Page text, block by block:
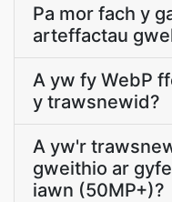
Pa mor fach y
arteffactau
A yw fy WebP
y trawsnewid?
A yw'r
gweithio ar
iawn (50MP+)?